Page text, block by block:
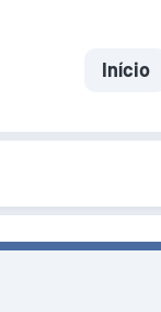
Início